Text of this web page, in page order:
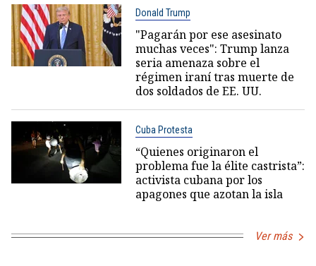
Donald Trump
"Pagarán por ese asesinato
muchas veces": Trump lanza
seria amenaza sobre el
régimen iraní tras muerte de
dos soldados de EE. UU.
Cuba Protesta
“Quienes originaron el
problema fue la élite castrista”:
activista cubana por los
apagones que azotan la isla
Ver más